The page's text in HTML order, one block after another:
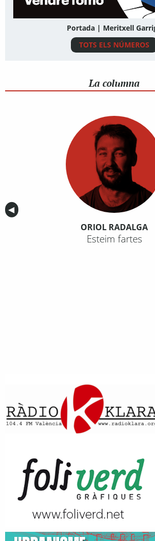
Portada | Meritxell
TOTS ELS NÚMEROS
La columna
Anterior
◀︎
ORIOL RADALGA
Esteim fartes